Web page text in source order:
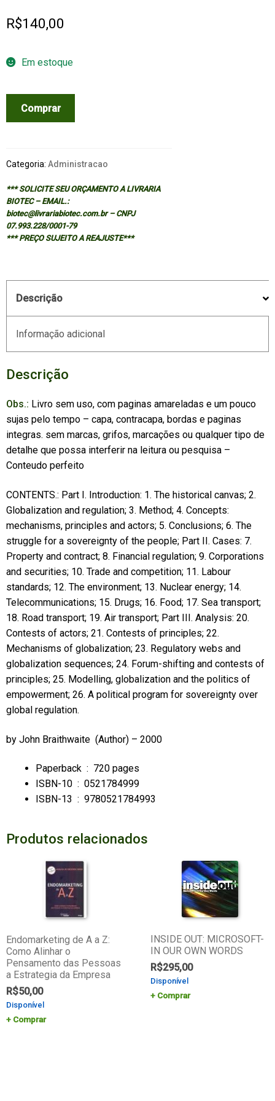
R$140,00
Em estoque
BUSINESS
Comprar
Categoria: Administracao
*** SOLICITE SEU ORÇAMENTO A LIVRARIA
BIOTEC – EMAIL.:
biotec@livrariabiotec.com.br – CNPJ
07.993.228/0001-79
*** PREÇO SUJEITO A REAJUSTE***
Descrição
Informação adicional
Descrição
Obs.: Livro sem uso, com paginas amareladas e um pouco
sujas pelo tempo – capa, contracapa, bordas e paginas
integras. sem marcas, grifos, marcações ou qualquer tipo de
detalhe que possa interferir na leitura ou pesquisa –
Conteudo perfeito
CONTENTS.: Part I. Introduction: 1. The historical canvas; 2.
Globalization and regulation; 3. Method; 4. Concepts:
mechanisms, principles and actors; 5. Conclusions; 6. The
struggle for a sovereignty of the people; Part II. Cases: 7.
Property and contract; 8. Financial regulation; 9. Corporations
and securities; 10. Trade and competition; 11. Labour
standards; 12. The environment; 13. Nuclear energy; 14.
Telecommunications; 15. Drugs; 16. Food; 17. Sea transport;
18. Road transport; 19. Air transport; Part III. Analysis: 20.
Contests of actors; 21. Contests of principles; 22.
Mechanisms of globalization; 23. Regulatory webs and
globalization sequences; 24. Forum-shifting and contests of
principles; 25. Modelling, globalization and the politics of
empowerment; 26. A political program for sovereignty over
global regulation.
by John Braithwaite (Author) – 2000
Paperback ‏ : ‎ 720 pages
ISBN-10 ‏ : ‎ 0521784999
ISBN-13 ‏ : ‎ 9780521784993
Produtos relacionados
Endomarketing de A a Z:
Como Alinhar o
Pensamento das Pessoas
a Estrategia da Empresa
R$50,00
Disponível
Comprar
INSIDE OUT: MICROSOFT-
IN OUR OWN WORDS
R$295,00
Disponível
Comprar